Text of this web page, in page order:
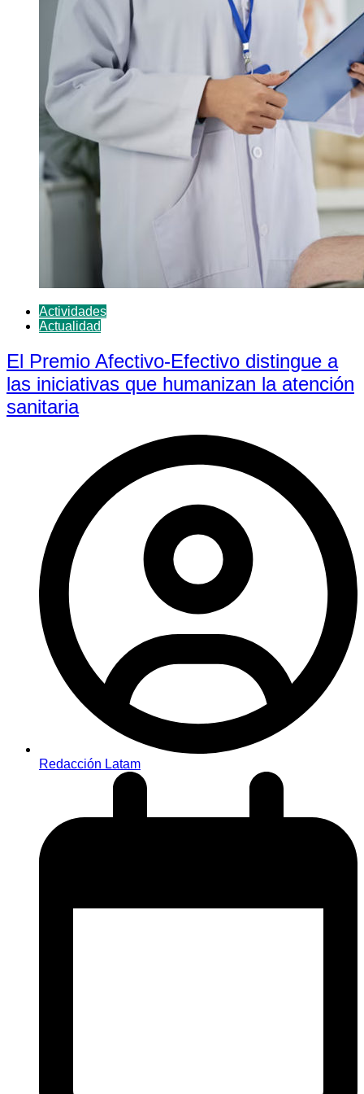
Actividades
Actualidad
El Premio Afectivo-Efectivo distingue a
las iniciativas que humanizan la atención
sanitaria
Redacción Latam